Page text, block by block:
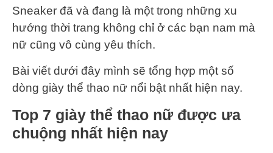
Sneaker đã và đang là một trong những xu
hướng thời trang không chỉ ở các bạn nam mà
nữ cũng vô cùng yêu thích.
Bài viết dưới đây mình sẽ tổng hợp một số
dòng giày thể thao nữ nổi bật nhất hiện nay.
Top 7 giày thể thao nữ được ưa
chuộng nhất hiện nay